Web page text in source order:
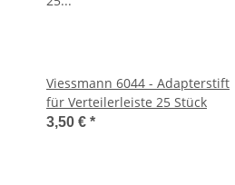
Viessmann 6044 - Adapterstift
für Verteilerleiste 25 Stück
3,50 € *